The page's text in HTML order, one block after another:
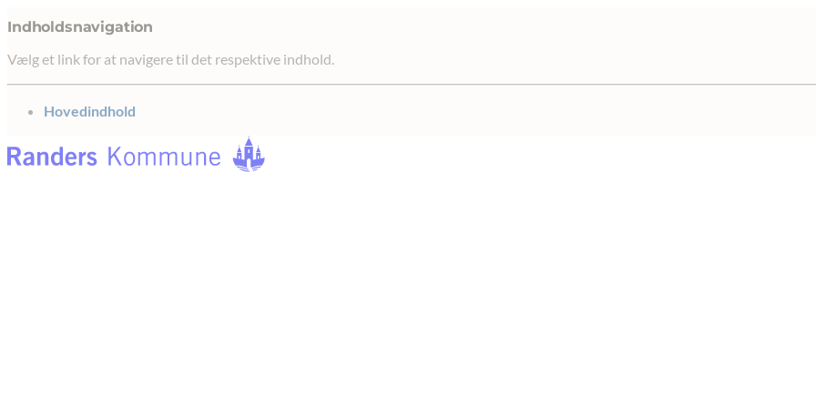
Indholdsnavigation
Vælg et link for at navigere til det respektive indhold.
gå til
Hovedindhold